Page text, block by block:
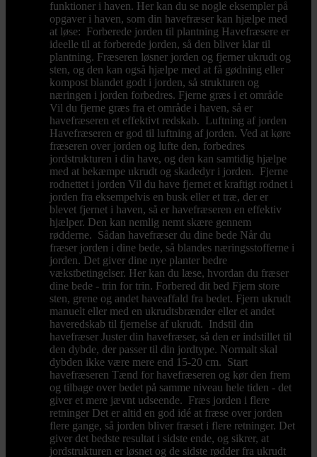
funktioner i haven. Her kan du se nogle eksempler på
opgaver i haven, som din havefræser kan hjælpe med
at løse: Forberede jorden til plantning Havefræsere er
ideelle til at forberede jorden, så den bliver klar til
plantning. Fræseren løsner jorden og fjerner ukrudt og
sten, og den kan også hjælpe med at få gødning eller
kompost blandet godt i jorden, så strukturen og
næringen i jorden forbedres. Fjerne græs i et område
Vil du fjerne græs fra et område i haven, så er
havefræseren et effektivt redskab. Luftning af jorden
Havefræseren er god til luftning af jorden. Ved at køre
fræseren over jorden og lufte den, forbedres
jordstrukturen i din have, og den kan samtidig hjælpe
med at bekæmpe ukrudt og skadedyr i jorden. Fjerne
rodnettet i jorden Vil du have fjernet et kraftigt rodnet i
jorden fra eksempelvis en busk eller et træ, der er
blevet fjernet i haven, så er havefræseren en effektiv
hjælper. Den kan nemlig nemt skære gennem
rødderne. Sådan havefræser du dine bede Når du
fræser jorden i dine bede, så blandes næringsstofferne i
jorden. Det giver dine nye planter bedre
vækstbetingelser. Her kan du læse, hvordan du fræser
dine bede - trin for trin. Forbered dit bed Fjern store
sten, grene og andet haveaffald fra bedet. Fjern ukrudt
manuelt eller med en ukrudtsbrænder eller et andet
haveredskab til fjernelse af ukrudt. Indstil din
havefræser Juster din havefræser, så den er indstillet til
den dybde, der passer til din jordtype. Normalt skal
dybden ikke være mere end 15-20 cm. Start
havefræseren Tænd for havefræseren og kør den frem
og tilbage over bedet på samme niveau hele tiden - det
giver et mere jævnt udseende. Fræs jorden i flere
retninger Det er altid en god idé at fræse over jorden
flere gange, så jorden bliver fræset i flere retninger. Det
giver det bedste resultat i sidste ende, og sikrer, at
jordstrukturen er løsnet og de sidste rødder fra ukrudt